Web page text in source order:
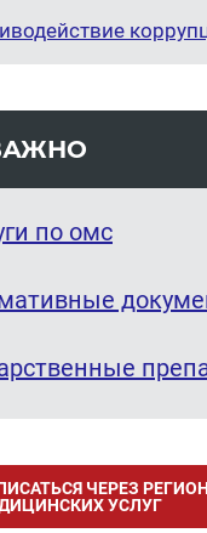
по омс
ЧЕРЕЗ
УСЛУГ